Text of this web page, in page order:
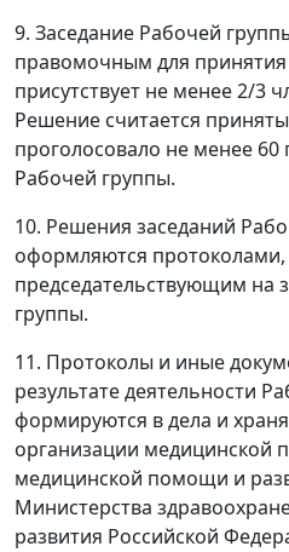
9. Заседание Рабочей
правомочным для
присутствует не менее 2/3
Решение считается
проголосовало не менее
Рабочей группы.
10. Решения заседаний
оформляются
председательствующим на
группы.
11. Протоколы и иные
результате деятельности
формируются в дела и
организации медицинской
медицинской помощи и
Министерства
развития Российской